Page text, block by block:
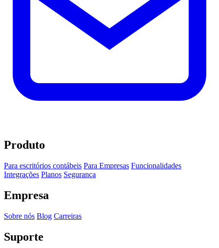
Produto
Para escritórios contábeis Para Empresas Funcionalidades
Integrações Planos Segurança
Empresa
Sobre nós Blog Carreiras
Suporte